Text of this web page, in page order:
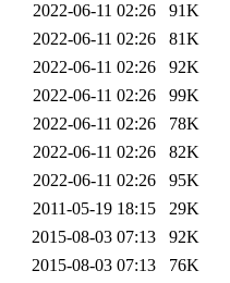
2022-06-11 02:26
91K
2022-06-11 02:26
81K
2022-06-11 02:26
92K
2022-06-11 02:26
99K
2022-06-11 02:26
78K
2022-06-11 02:26
82K
2022-06-11 02:26
95K
2011-05-19 18:15
29K
2015-08-03 07:13
92K
2015-08-03 07:13
76K